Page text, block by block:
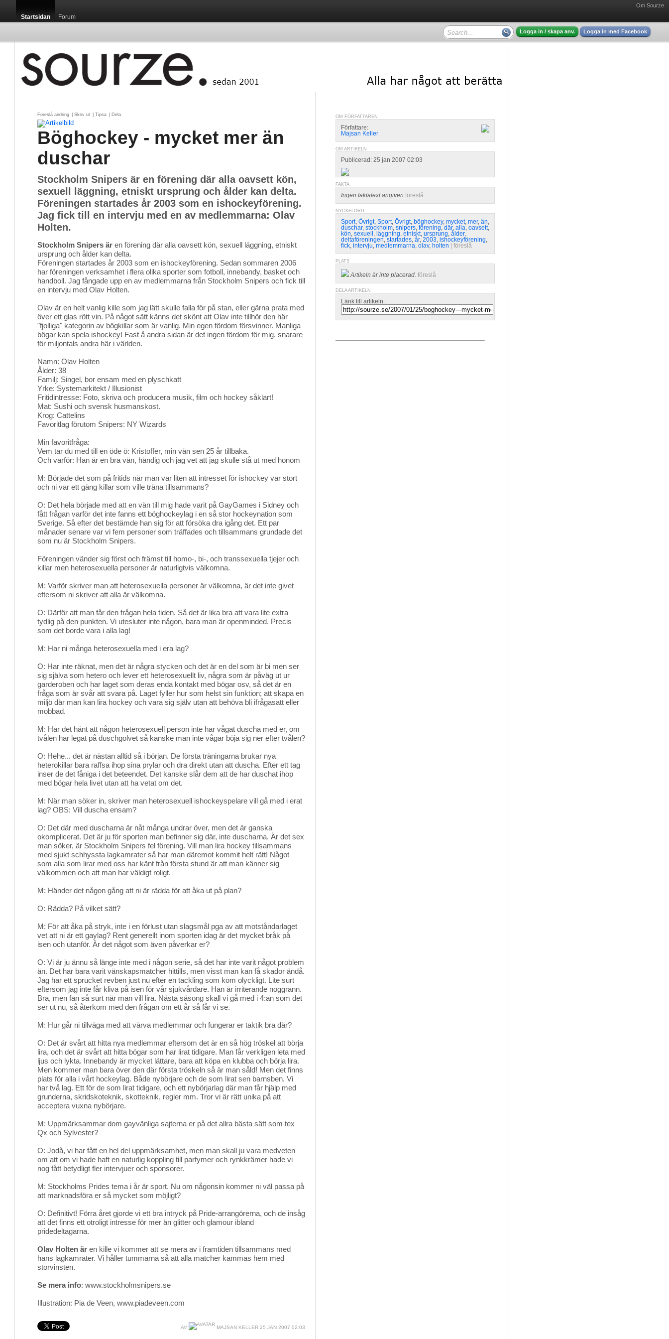
Om Sourze
Startsidan Forum
Logga in / skapa anv. Logga in med Facebook
Föreslå ändring Skriv ut Tipsa Dela
Böghockey - mycket mer än
duschar
Stockholm Snipers är en förening där alla oavsett kön,
sexuell läggning, etniskt ursprung och ålder kan delta.
Föreningen startades år 2003 som en ishockeyförening.
Jag fick till en intervju med en av medlemmarna: Olav
Holten.
Stockholm Snipers är en förening där alla oavsett kön, sexuell läggning, etniskt
ursprung och ålder kan delta.
Föreningen startades år 2003 som en ishockeyförening. Sedan sommaren 2006
har föreningen verksamhet i flera olika sporter som fotboll, innebandy, basket och
handboll. Jag fångade upp en av medlemmarna från Stockholm Snipers och fick till
en intervju med Olav Holten.
Olav är en helt vanlig kille som jag lätt skulle falla för på stan, eller gärna prata med
över ett glas rött vin. På något sätt känns det skönt att Olav inte tillhör den här
"fjolliga" kategorin av bögkillar som är vanlig. Min egen fördom försvinner. Manliga
bögar kan spela ishockey! Fast å andra sidan är det ingen fördom för mig, snarare
för miljontals andra här i världen.
Namn: Olav Holten
Ålder: 38
Familj: Singel, bor ensam med en plyschkatt
Yrke: Systemarkitekt / Illusionist
Fritidintresse: Foto, skriva och producera musik, film och hockey såklart!
Mat: Sushi och svensk husmanskost.
Krog: Cattelins
Favoritlag förutom Snipers: NY Wizards
Min favoritfråga:
Vem tar du med till en öde ö: Kristoffer, min vän sen 25 år tillbaka.
Och varför: Han är en bra vän, händig och jag vet att jag skulle stå ut med honom
M: Började det som på fritids när man var liten att intresset för ishockey var stort
och ni var ett gäng killar som ville träna tillsammans?
O: Det hela började med att en vän till mig hade varit på GayGames i Sidney och
fått frågan varför det inte fanns ett böghockeylag i en så stor hockeynation som
Sverige. Så efter det bestämde han sig för att försöka dra igång det. Ett par
månader senare var vi fem personer som träffades och tillsammans grundade det
som nu är Stockholm Snipers.
Föreningen vänder sig först och främst till homo-, bi-, och transsexuella tjejer och
killar men heterosexuella personer är naturligtvis välkomna.
M: Varför skriver man att heterosexuella personer är välkomna, är det inte givet
eftersom ni skriver att alla är välkomna.
O: Därför att man får den frågan hela tiden. Så det är lika bra att vara lite extra
tydlig på den punkten. Vi utesluter inte någon, bara man är openminded. Precis
som det borde vara i alla lag!
M: Har ni många heterosexuella med i era lag?
O: Har inte räknat, men det är några stycken och det är en del som är bi men ser
sig själva som hetero och lever ett heterosexuellt liv, några som är påväg ut ur
garderoben och har laget som deras enda kontakt med bögar osv, så det är en
fråga som är svår att svara på. Laget fyller hur som helst sin funktion; att skapa en
miljö där man kan lira hockey och vara sig själv utan att behöva bli ifrågasatt eller
mobbad.
M: Har det hänt att någon heterosexuell person inte har vågat duscha med er, om
tvålen har legat på duschgolvet så kanske man inte vågar böja sig ner efter tvålen?
O: Hehe... det är nästan alltid så i början. De första träningarna brukar nya
heterokillar bara raffsa ihop sina prylar och dra direkt utan att duscha. Efter ett tag
inser de det fåniga i det beteendet. Det kanske slår dem att de har duschat ihop
med bögar hela livet utan att ha vetat om det.
M: När man söker in, skriver man heterosexuell ishockeyspelare vill gå med i erat
lag? OBS: Vill duscha ensam?
O: Det där med duscharna är nåt många undrar över, men det är ganska
okomplicerat. Det är ju för sporten man befinner sig där, inte duscharna. Är det sex
man söker, är Stockholm Snipers fel förening. Vill man lira hockey tillsammans
med sjukt schhyssta lagkamrater så har man däremot kommit helt rätt! Något
som alla som lirar med oss har känt från första stund är att man känner sig
välkommen och att man har väldigt roligt.
M: Händer det någon gång att ni är rädda för att åka ut på plan?
O: Rädda? På vilket sätt?
M: För att åka på stryk, inte i en förlust utan slagsmål pga av att motståndarlaget
vet att ni är ett gaylag? Rent generellt inom sporten idag är det mycket bråk på
isen och utanför. Är det något som även påverkar er?
O: Vi är ju ännu så länge inte med i någon serie, så det har inte varit något problem
än. Det har bara varit vänskapsmatcher hittills, men visst man kan få skador ändå.
Jag har ett sprucket revben just nu efter en tackling som kom olyckligt. Lite surt
eftersom jag inte får kliva på isen för vår sjukvårdare. Han är irriterande noggrann.
Bra, men fan så surt när man vill lira. Nästa säsong skall vi gå med i 4:an som det
ser ut nu, så återkom med den frågan om ett år så får vi se.
M: Hur går ni tillväga med att värva medlemmar och fungerar er taktik bra där?
O: Det är svårt att hitta nya medlemmar eftersom det är en så hög tröskel att börja
lira, och det är svårt att hitta bögar som har lirat tidigare. Man får verkligen leta med
ljus och lykta. Innebandy är mycket lättare, bara att köpa en klubba och börja lira.
Men kommer man bara över den där första tröskeln så är man såld! Men det finns
plats för alla i vårt hockeylag. Både nybörjare och de som lirat sen barnsben. Vi
har två lag. Ett för de som lirat tidigare, och ett nybörjarlag där man får hjälp med
grunderna, skridskoteknik, skotteknik, regler mm. Tror vi är rätt unika på att
acceptera vuxna nybörjare.
M: Uppmärksammar dom gayvänliga sajterna er på det allra bästa sätt som tex
Qx och Sylvester?
O: Jodå, vi har fått en hel del uppmärksamhet, men man skall ju vara medveten
om att om vi hade haft en naturlig koppling till parfymer och rynkkrämer hade vi
nog fått betydligt fler intervjuer och sponsorer.
M: Stockholms Prides tema i år är sport. Nu om någonsin kommer ni väl passa på
att marknadsföra er så mycket som möjligt?
O: Definitivt! Förra året gjorde vi ett bra intryck på Pride-arrangörerna, och de insåg
att det finns ett otroligt intresse för mer än glitter och glamour ibland
pridedeltagarna.
Olav Holten är en kille vi kommer att se mera av i framtiden tillsammans med
hans lagkamrater. Vi håller tummarna så att alla matcher kammas hem med
storvinsten.
Se mera info: www.stockholmsnipers.se
Illustration: Pia de Veen, www.piadeveen.com
AV MAJSAN KELLER 25 JAN 2007 02:03
OM FÖRFATTAREN
Författare:
Majsan Keller
OM ARTIKELN
Publicerad: 25 jan 2007 02:03
FAKTA
Ingen faktatext angiven föreslå
NYCKELORD
Sport, Övrigt, Sport, Övrigt, böghockey, mycket, mer, än,
duschar, stockholm, snipers, förening, där, alla, oavsett,
kön, sexuell , läggning, etniskt, ursprung, ålder,
deltaföreningen, startades, år, 2003, ishockeyförening,
fick, intervju, medlemmarna, olav, holten föreslå
PLATS
Artikeln är inte placerad. föreslå
DELA ARTIKELN
Länk till artikeln: